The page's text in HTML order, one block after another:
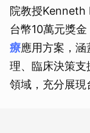
院教授Kenneth
台幣10萬元獎
療應用方案，
理、臨床決策支
領域，充分展現